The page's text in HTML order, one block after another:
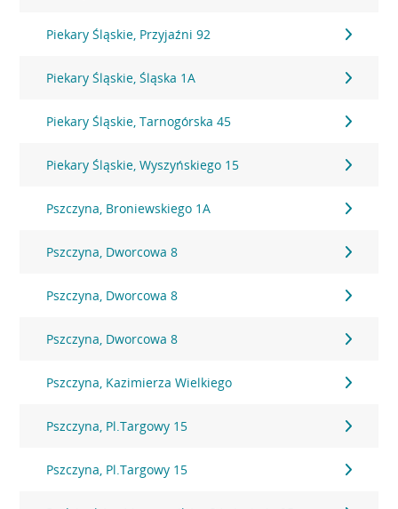
Piekary Śląskie, Przyjaźni 92
Piekary Śląskie, Śląska 1A
Piekary Śląskie, Tarnogórska 45
Piekary Śląskie, Wyszyńskiego 15
Pszczyna, Broniewskiego 1A
Pszczyna, Dworcowa 8
Pszczyna, Dworcowa 8
Pszczyna, Dworcowa 8
Pszczyna, Kazimierza Wielkiego
Pszczyna, Pl.Targowy 15
Pszczyna, Pl.Targowy 15